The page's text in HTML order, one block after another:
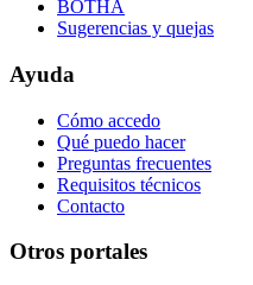
BOTHA
Sugerencias y quejas
Ayuda
Cómo accedo
Qué puedo hacer
Preguntas frecuentes
Requisitos técnicos
Contacto
Otros portales